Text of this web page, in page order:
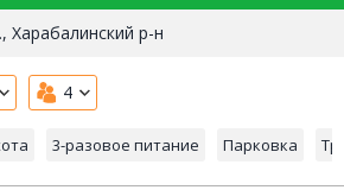
Харабалинский р-н
4
3-разовое питание Парковка